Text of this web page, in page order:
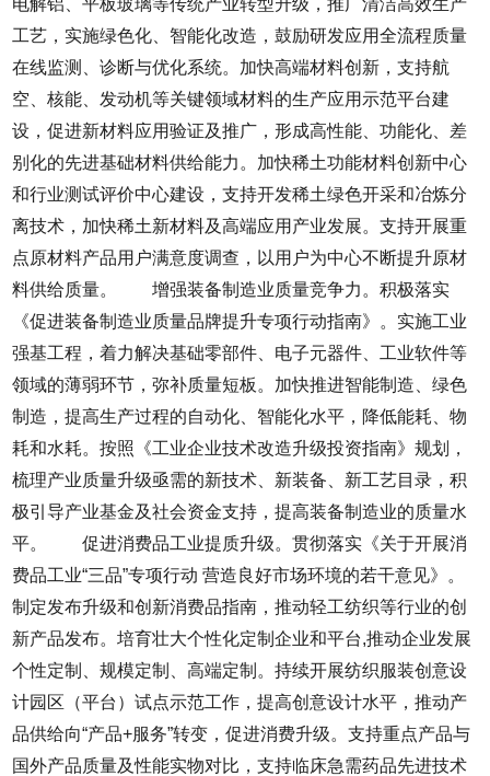
工艺，实施绿色化、智能化改造，鼓励研发应用全流程质量
在线监测、诊断与优化系统。加快高端材料创新，支持航
空、核能、发动机等关键领域材料的生产应用示范平台建
设，促进新材料应用验证及推广，形成高性能、功能化、差
别化的先进基础材料供给能力。加快稀土功能材料创新中心
和行业测试评价中心建设，支持开发稀土绿色开采和冶炼分
离技术，加快稀土新材料及高端应用产业发展。支持开展重
点原材料产品用户满意度调查，以用户为中心不断提升原材
料供给质量。 增强装备制造业质量竞争力。积极落实
《促进装备制造业质量品牌提升专项行动指南》。实施工业
强基工程，着力解决基础零部件、电子元器件、工业软件等
领域的薄弱环节，弥补质量短板。加快推进智能制造、绿色
制造，提高生产过程的自动化、智能化水平，降低能耗、物
耗和水耗。按照《工业企业技术改造升级投资指南》规划，
梳理产业质量升级亟需的新技术、新装备、新工艺目录，积
极引导产业基金及社会资金支持，提高装备制造业的质量水
平。 促进消费品工业提质升级。贯彻落实《关于开展消
费品工业“三品”专项行动 营造良好市场环境的若干意见》。
制定发布升级和创新消费品指南，推动轻工纺织等行业的创
新产品发布。培育壮大个性化定制企业和平台,推动企业发展
个性定制、规模定制、高端定制。持续开展纺织服装创意设
计园区（平台）试点示范工作，提高创意设计水平，推动产
品供给向“产品+服务”转变，促进消费升级。支持重点产品与
国外产品质量及性能实物对比，支持临床急需药品先进技术